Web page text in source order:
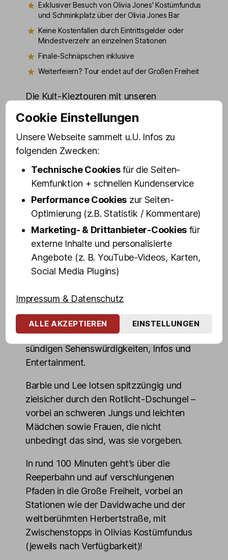
Exklusiver Besuch von Olivia Jones' Kostümfundus
und Schminkplatz über der Olivia Jones Bar
Keine Kostenfallen durch Eintrittsgelder oder
Mindestverzehr an einzelnen Stationen
Finale-Schnäpschen inklusive
Weiterfeiern? Tour endet auf der Großen Freiheit
Die Kult-Kieztouren mit unseren
Jones Familie gelten völlig zu Recht als
schrillste Führungen rund um die
Reeperbahn.
Barbie Stupid und Lee Jackson, unsere
Stars aus Olivias Show Club, kennen den
Kiez und seine Kneipen, Clubs und
Kaschemmen wie ihre Westentasche. Sie
sind nicht einfach nur Drag Queens, sie
sind unsere »Queens of Drag«. Die beiden
feierten sogar schon mit Rolling Stone
Mick Jagger und Deutschlands
Die Kieztour unserer ungleichen Travestie-
Zwillinge ist eine echte Sightseeing Show
mit einem tollen Mix aus flotten Sprüchen,
sündigen Sehenswürdigkeiten, Infos und
Entertainment.
Barbie und Lee lotsen spitzzüngig und
zielsicher durch den Rotlicht-Dschungel –
vorbei an schweren Jungs und leichten
Mädchen sowie Frauen, die nicht
unbedingt das sind, was sie vorgeben.
In rund 100 Minuten geht’s über die
Reeperbahn und auf verschlungenen
Pfaden in die Große Freiheit, vorbei an
Stationen wie der Davidwache und der
weltberühmten Herbertstraße, mit
Zwischenstopps in Olivias Kostümfundus
(jeweils nach Verfügbarkeit)!
Cookie Einstellungen
Unsere Webseite sammelt u.U. Infos zu
folgenden Zwecken:
Technische Cookiesfür die Seiten-
Kernfunktion + schnellen Kundenservice
Performance Cookies zur Seiten-
Optimierung (z.B. Statistik / Kommentare)
Marketing- & Drittanbieter-Cookies für
externe Inhalte und personalisierte
Angebote (z. B. YouTube-Videos, Karten,
Social Media Plugins)
Impressum & Datenschutz
ALLE AKZEPTIEREN EINSTELLUNGEN